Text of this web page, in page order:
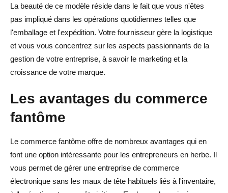
La beauté de ce modèle réside dans le fait que vous n'êtes
pas impliqué dans les opérations quotidiennes telles que
l'emballage et l'expédition. Votre fournisseur gère la logistique
et vous vous concentrez sur les aspects passionnants de la
gestion de votre entreprise, à savoir le marketing et la
croissance de votre marque.
Les avantages du commerce
fantôme
Le commerce fantôme offre de nombreux avantages qui en
font une option intéressante pour les entrepreneurs en herbe. Il
vous permet de gérer une entreprise de commerce
électronique sans les maux de tête habituels liés à l'inventaire,